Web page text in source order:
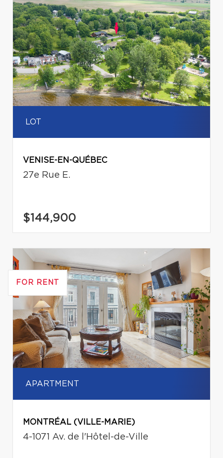
LOT
VENISE-EN-QUÉBEC
27e Rue E.
$144,900
FOR RENT
APARTMENT
MONTRÉAL (VILLE-MARIE)
4-1071 Av. de l'Hôtel-de-Ville